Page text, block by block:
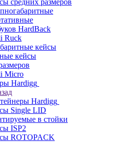
средних размеров
HardBack
Ruck
кейсы
кейсы
Micro
Hardigg
Hardigg
Single LID
в стойки
ISP2
ROTOPACK